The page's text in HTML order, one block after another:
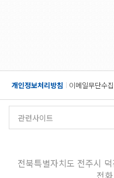
개인정보처리방침 이메일무단수
전북특별자치도 전주시